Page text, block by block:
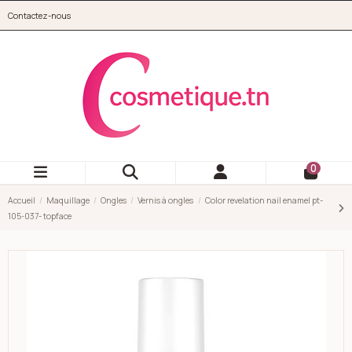
Contactez-nous
0
Accueil Maquillage Ongles Vernis à ongles
Color revelation nail enamel pt-
105-037- topface